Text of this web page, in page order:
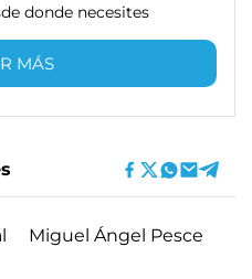
donde necesites
MÁS
Miguel Ángel Pesce